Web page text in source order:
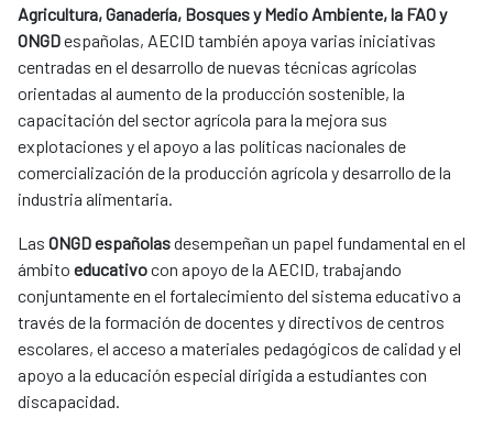
Agricultura, Ganadería, Bosques y Medio Ambiente, la FAO y
ONGDespañolas, AECID también apoya varias iniciativas
centradas en el desarrollo de nuevas técnicas agrícolas
orientadas al aumento de la producción sostenible, la
capacitación del sector agrícola para la mejora sus
explotaciones y el apoyo a las políticas nacionales de
comercialización de la producción agrícola y desarrollo de la
industria alimentaria.
Las ONGD españolasdesempeñan un papel fundamental en el
ámbito educativocon apoyo de la AECID, trabajando
conjuntamente en el fortalecimiento del sistema educativo a
través de la formación de docentes y directivos de centros
escolares, el acceso a materiales pedagógicos de calidad y el
apoyo a la educación especial dirigida a estudiantes con
discapacidad.